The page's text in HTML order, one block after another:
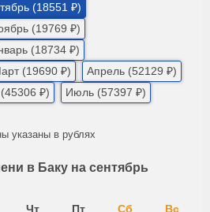
(18551 ₽)
(19769 ₽)
(18734 ₽)
(19690 ₽)
Апрель (52129 ₽)
₽) Июль (57397 ₽)
указаны в рублях
в Баку на сентябрь
Чт Пт Сб Вс